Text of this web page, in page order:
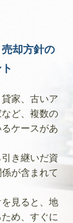
却方針の
家、古いア
ど、複数の
ケースがあ
き継いだ資
が含まれて
見ると、地
め、すぐに